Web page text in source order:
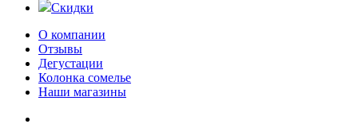
Скидки
О компании
Отзывы
Дегустации
Колонка сомелье
Наши магазины